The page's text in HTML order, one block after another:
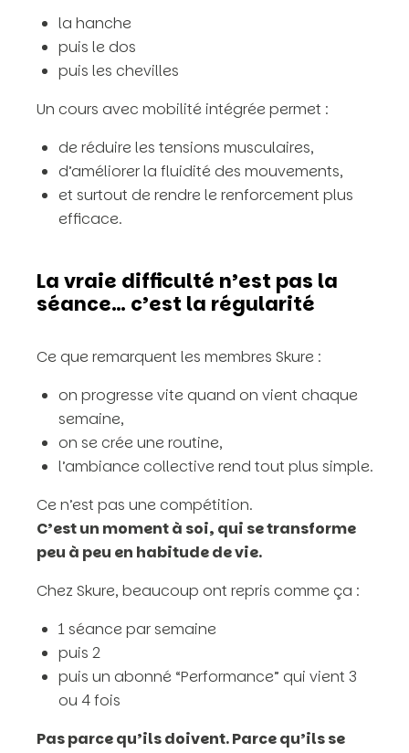
la hanche
puis le dos
puis les chevilles
Un cours avec mobilité intégrée permet :
de réduire les tensions musculaires,
d’améliorer la fluidité des mouvements,
et surtout de rendre le renforcement plus
efficace.
La vraie difficulté n’est pas la
séance… c’est la régularité
Ce que remarquent les membres Skure :
on progresse vite quand on vient chaque
semaine,
on se crée une routine,
l’ambiance collective rend tout plus simple.
Ce n’est pas une compétition.
C’est un moment à soi, qui se transforme
peu à peu en habitude de vie.
Chez Skure, beaucoup ont repris comme ça :
1 séance par semaine
puis 2
puis un abonné “Performance” qui vient 3
ou 4 fois
Pas parce qu’ils doivent. Parce qu’ils se